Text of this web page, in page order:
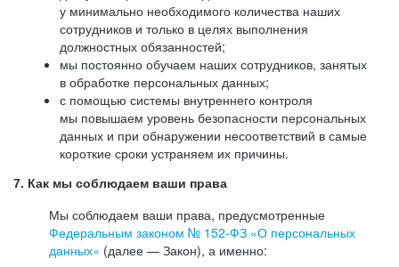
у минимально необходимого количества наших
сотрудников и только в целях выполнения
должностных обязанностей;
мы постоянно обучаем наших сотрудников, занятых
в обработке персональных данных;
с помощью системы внутреннего контроля
мы повышаем уровень безопасности персональных
данных и при обнаружении несоответствий в самые
короткие сроки устраняем их причины.
7. Как мы соблюдаем ваши права
Мы соблюдаем ваши права, предусмотренные
Федеральным законом № 152-ФЗ «О персональных
данных» (далее — Закон), а именно: